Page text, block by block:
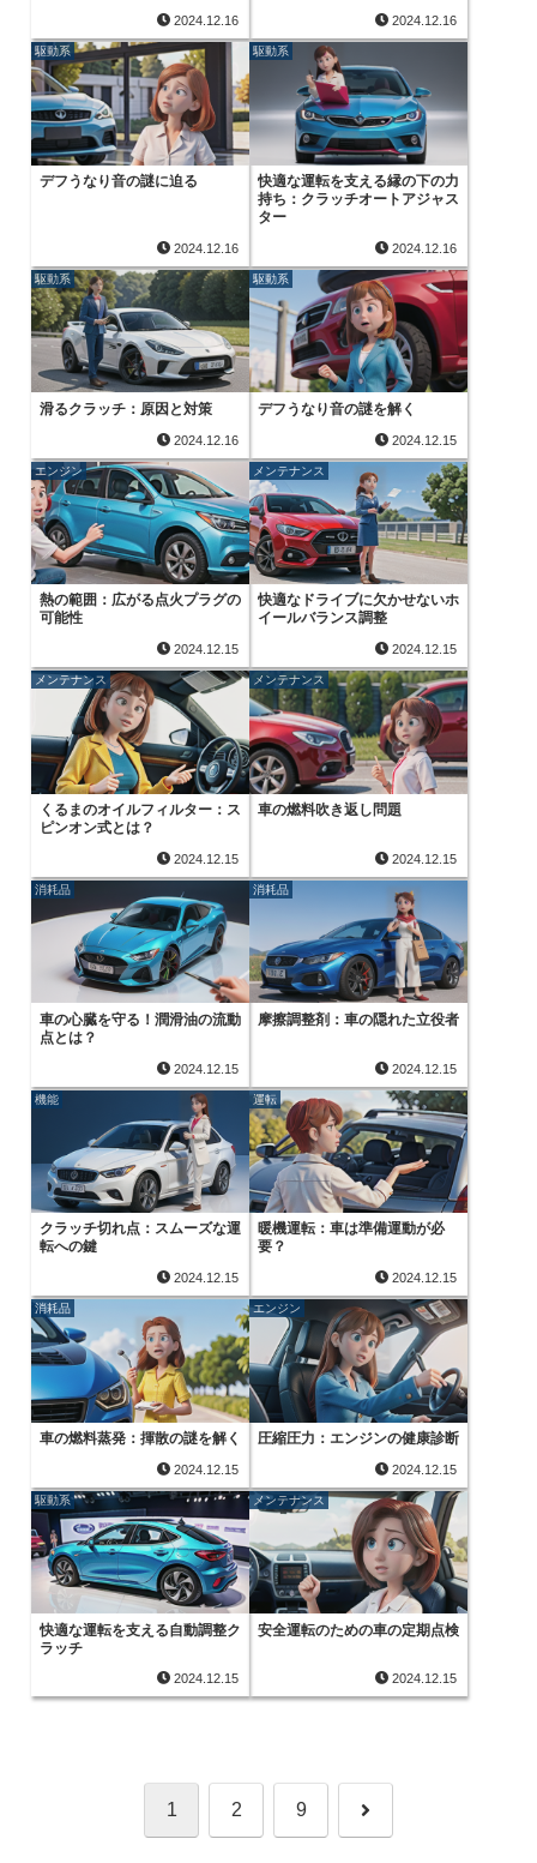
2024.12.16 2024.12.16
駆動系
デフうなり音の謎に迫る
2024.12.16
駆動系
快適な運転を支える縁の下の力
持ち：クラッチオートアジャス
ター
2024.12.16
駆動系
滑るクラッチ：原因と対策
2024.12.16
駆動系
デフうなり音の謎を解く
2024.12.15
エンジン
熱の範囲：広がる点火プラグの
可能性
2024.12.15
メンテナンス
快適なドライブに欠かせないホ
イールバランス調整
2024.12.15
メンテナンス
くるまのオイルフィルター：ス
ピンオン式とは？
2024.12.15
メンテナンス
車の燃料吹き返し問題
2024.12.15
消耗品
車の心臓を守る！潤滑油の流動
点とは？
2024.12.15
消耗品
摩擦調整剤：車の隠れた立役者
2024.12.15
機能
クラッチ切れ点：スムーズな運
転への鍵
2024.12.15
運転
暖機運転：車は準備運動が必
要？
2024.12.15
消耗品
車の燃料蒸発：揮散の謎を解く
2024.12.15
エンジン
圧縮圧力：エンジンの健康診断
2024.12.15
駆動系
快適な運転を支える自動調整ク
ラッチ
2024.12.15
メンテナンス
安全運転のための車の定期点検
2024.12.15
1 2 9 次